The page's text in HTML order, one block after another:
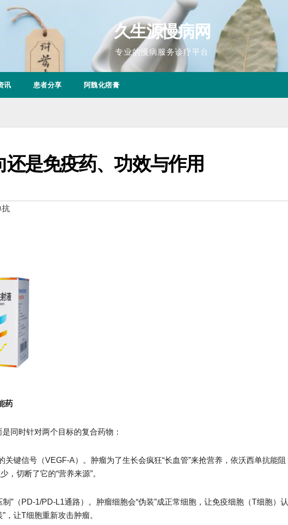
久生源慢病网
专业的慢病服务诊疗平台
讯 患者分享 阿魏化痞膏
是免疫药、功效与作用
抗
药​​
是​​同时针对两个目标的复合药物​​：
关键信号（VEGF-A）。肿瘤为了生长会疯狂“长血管”来抢营养，依沃西单抗能阻
，切断了它的“营养来源”。
”（PD-1/PD-L1通路）。肿瘤细胞会“伪装”成正常细胞，让免疫细胞（T细胞）认
，让T细胞重新攻击肿瘤。